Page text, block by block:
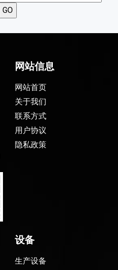
网站信息
网站首页
关于我们
联系方式
用户协议
隐私政策
设备
生产设备